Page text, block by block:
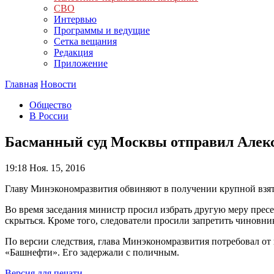
СВО
Интервью
Программы и ведущие
Сетка вещания
Редакция
Приложение
Главная Новости
Общество
В России
Басманный суд Москвы отправил
19:18 Ноя. 15, 2016
Главу Минэкономразвития обвиняют в получении крупной
Во время заседания министр просил избрать другую меру
скрыться. Кроме того, следователи просили запретить
По версии следствия, глава Минэкономразвития потребовал
«Башнефти». Его задержали с поличным.